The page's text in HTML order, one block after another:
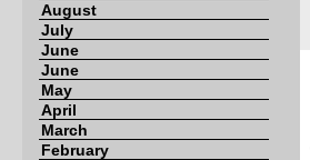
August
July
June
June
May
April
March
February